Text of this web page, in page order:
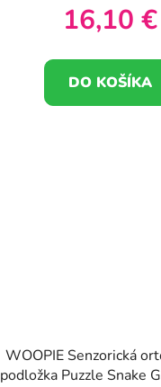
16,10 €
DO KOŠÍKA
WOOPIE Senzorická
podložka Puzzle Snake